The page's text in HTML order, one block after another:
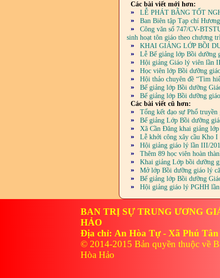
Các bài viết mới hơn:
LỄ PHÁT BẰNG TỐT
Ban Biên tập Tạp chí
Công văn số 747/CV-
sinh hoạt tôn giáo theo chương
KHAI GIẢNG LỚP BỒI
Lễ Bế giảng lớp Bồi dưỡng
Hội giảng Giáo lý viên lần
Học viên lớp Bồi dưỡng
Hội thảo chuyên đề “Tìm
Bế giảng lớp Bồi dưỡng
Bế giảng lớp Bồi dưỡng
Các bài viết cũ hơn:
Tổng kết đạo sự Phổ
Bế giảng Lớp Bồi dưỡng
Xã Cần Đăng khai giảng
Lễ khởi công xây cầu Kho I
Hội giảng giáo lý lần III/
Thêm 89 học viên hoàn
Khai giảng Lớp bồi dưỡng
Mở lớp Bồi dưỡng giáo lý
Bế giảng lớp Bồi dưỡng
Hội giảng giáo lý PGHH
BAN TRỊ SỰ TRUNG ƯƠNG
HẢO
Địa chỉ: An Hòa Tự - Xã Phú
© 2014-2015 Bản quyền thuộc về
Hòa Hảo